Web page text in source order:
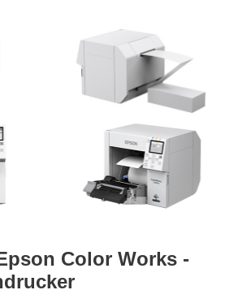
Color Works -